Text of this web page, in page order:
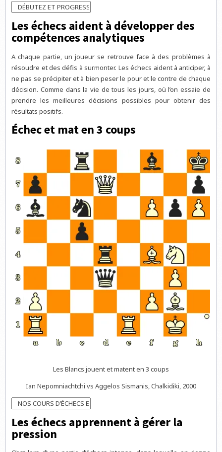
Les échecs aident à développer des
compétences analytiques
A chaque partie, un joueur se retrouve face à des problèmes à
résoudre et des défis à surmonter. Les échecs aident à anticiper, à
ne pas se précipiter et à bien peser le pour et le contre de chaque
décision. Comme dans la vie de tous les jours, où l’on essaie de
prendre les meilleures décisions possibles pour obtenir des
résultats positifs.
Échec et mat en 3 coups
Les Blancs jouent et matent en 3 coups
Ian Nepomniachtchi vs Aggelos Sismanis, Chalkidiki, 2000
Les échecs apprennent à gérer la
pression